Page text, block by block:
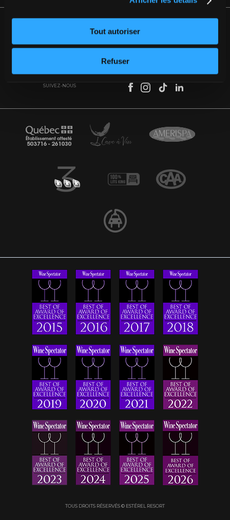
Tout autoriser
Refuser
39, BOUL. FRIDOLIN-SIMARD ESTÉREL (QUÉBEC) J0T 1E0
SUIVEZ-NOUS
TOUS DROITS RÉSERVÉS © ESTÉREL RESORT